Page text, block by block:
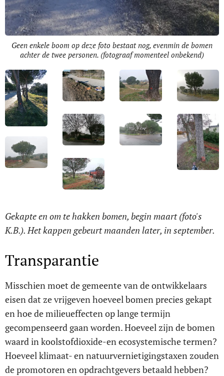
Geen enkele boom op deze foto bestaat nog, evenmin de bomen
achter de twee personen. (fotograaf momenteel onbekend)
Gekapte en om te hakken bomen, begin maart (foto's
K.B.). Het kappen gebeurt maanden later, in september.
Transparantie
Misschien moet de gemeente van de ontwikkelaars
eisen dat ze vrijgeven hoeveel bomen precies gekapt
en hoe de milieueffecten op lange termijn
gecompenseerd gaan worden. Hoeveel zijn de bomen
waard in koolstofdioxide-en ecosystemische termen?
Hoeveel klimaat- en natuurvernietigingstaxen zouden
de promotoren en opdrachtgevers betaald hebben?